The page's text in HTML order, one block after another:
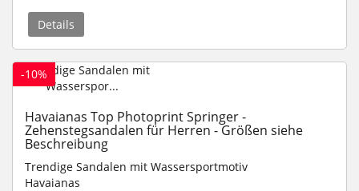
Details
-10%
Havaianas Top Photoprint Springer -
Zehenstegsandalen für Herren - Größen siehe
Beschreibung
Trendige Sandalen mit Wassersportmotiv
Havaianas